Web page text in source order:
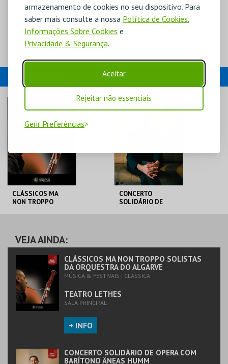
armazenamento de cookies no seu dispositivo. Para
saber mais consulte a nossa Política de Cookies,
Informações Sobre Cookies e
Privacidade & Segurança.
Aceitar
Rejeitar não essenciais
Gerir Preferências
CLÁSSICOS MA
NON TROPPO
MAIS INFO
COMPRAR
CONCERTO
SOLIDÁRIO DE
MAIS INFO
COMPRAR
VEJA AINDA:
CLÁSSICOS MA NON TROPPO SOLISTAS
DA ORQUESTRA DO ALGARVE
MÚSICA & FESTIVAIS | CLÁSSICA
TEATRO LETHES
SALA PRINCIPAL
+ INFO
CONCERTO SOLIDÁRIO DE ÓPERA COM
BARÍTONO ÄNEAS HUMM